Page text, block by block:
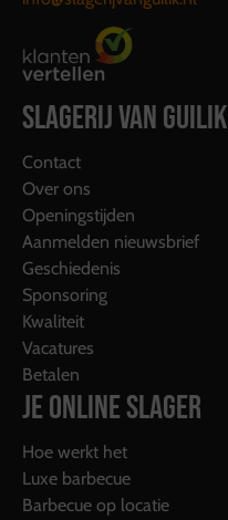
SLAGERIJ VAN GUILIK
Contact
Over ons
Openingstijden
Aanmelden nieuwsbrief
Geschiedenis
Sponsoring
Kwaliteit
Vacatures
Betalen
JE ONLINE SLAGER
Hoe werkt het
Luxe barbecue
Barbecue op locatie